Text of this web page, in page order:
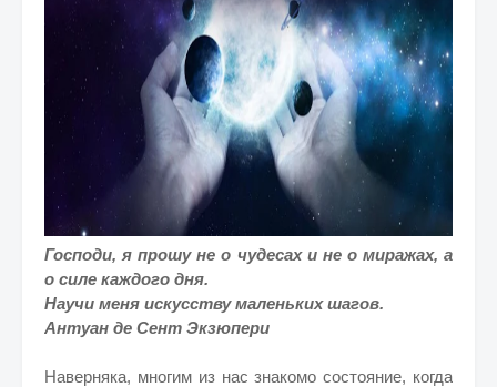
Господи, я прошу не о чудесах и не о миражах, а
о силе каждого дня.
Научи меня искусству маленьких шагов.
Антуан де Сент Экзюпери
Наверняка, многим из нас знакомо состояние, когда